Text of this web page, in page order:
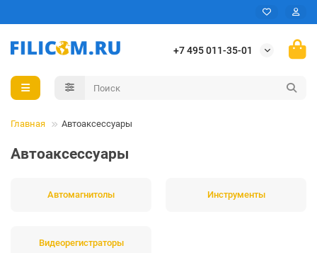
+7 495 011-35-01
Главная Автоаксессуары
Автоаксессуары
Автомагнитолы Инструменты
Видеорегистраторы